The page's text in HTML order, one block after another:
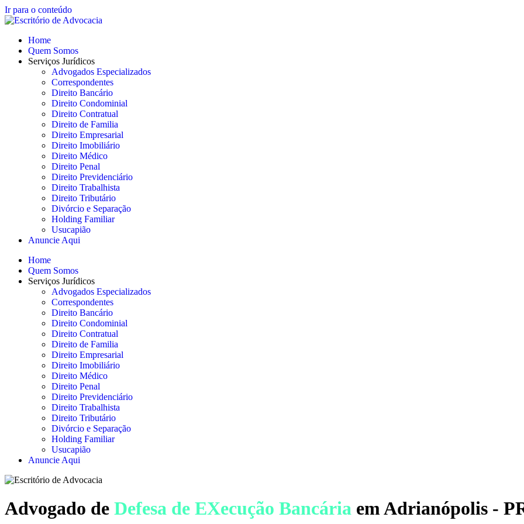
Ir para o conteúdo
Home
Quem Somos
Serviços Jurídicos
Advogados Especializados
Correspondentes
Direito Bancário
Direito Condominial
Direito Contratual
Direito de Familia
Direito Empresarial
Direito Imobiliário
Direito Médico
Direito Penal
Direito Previdenciário
Direito Trabalhista
Direito Tributário
Divórcio e Separação
Holding Familiar
Usucapião
Anuncie Aqui
Home
Quem Somos
Serviços Jurídicos
Advogados Especializados
Correspondentes
Direito Bancário
Direito Condominial
Direito Contratual
Direito de Familia
Direito Empresarial
Direito Imobiliário
Direito Médico
Direito Penal
Direito Previdenciário
Direito Trabalhista
Direito Tributário
Divórcio e Separação
Holding Familiar
Usucapião
Anuncie Aqui
Advogado de Defesa de EXecução Bancária em Adrianópolis -